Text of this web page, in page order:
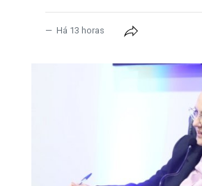
Há 13 horas